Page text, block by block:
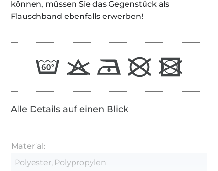
können, müssen Sie das Gegenstück als
Flauschband ebenfalls erwerben!
Alle Details auf einen Blick
Material:
Polyester, Polypropylen